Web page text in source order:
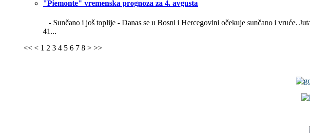
"Piemonte" vremenska prognoza za 4. avgusta
- Sunčano i još toplije - Danas se u Bosni i Hercegovini očekuje sunčano i vruće.
41...
<< < 1 2 3 4 5 6 7 8 > >>